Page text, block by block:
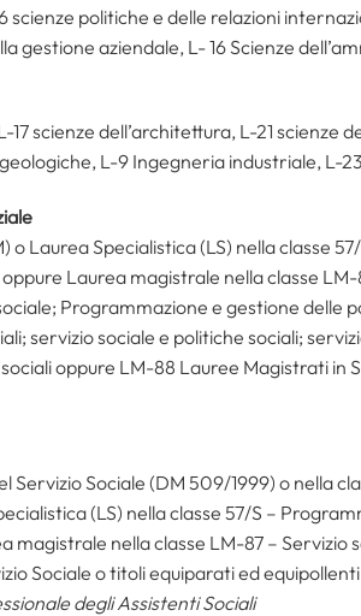
scienze politiche e delle relazioni
gestione aziendale, L- 16 Scienze
scienze dell’architettura, L-21
L-9 Ingegneria industriale, L-
Laurea Specialistica (LS) nella classe
Laurea magistrale nella classe
Programmazione e gestione delle
servizio sociale e politiche sociali;
oppure LM-88 Lauree Magistrati in
Servizio Sociale (DM 509/1999) o nella
(LS) nella classe 57/S –
magistrale nella classe LM-87 –
Sociale o titoli equiparati ed
degli Assistenti Sociali